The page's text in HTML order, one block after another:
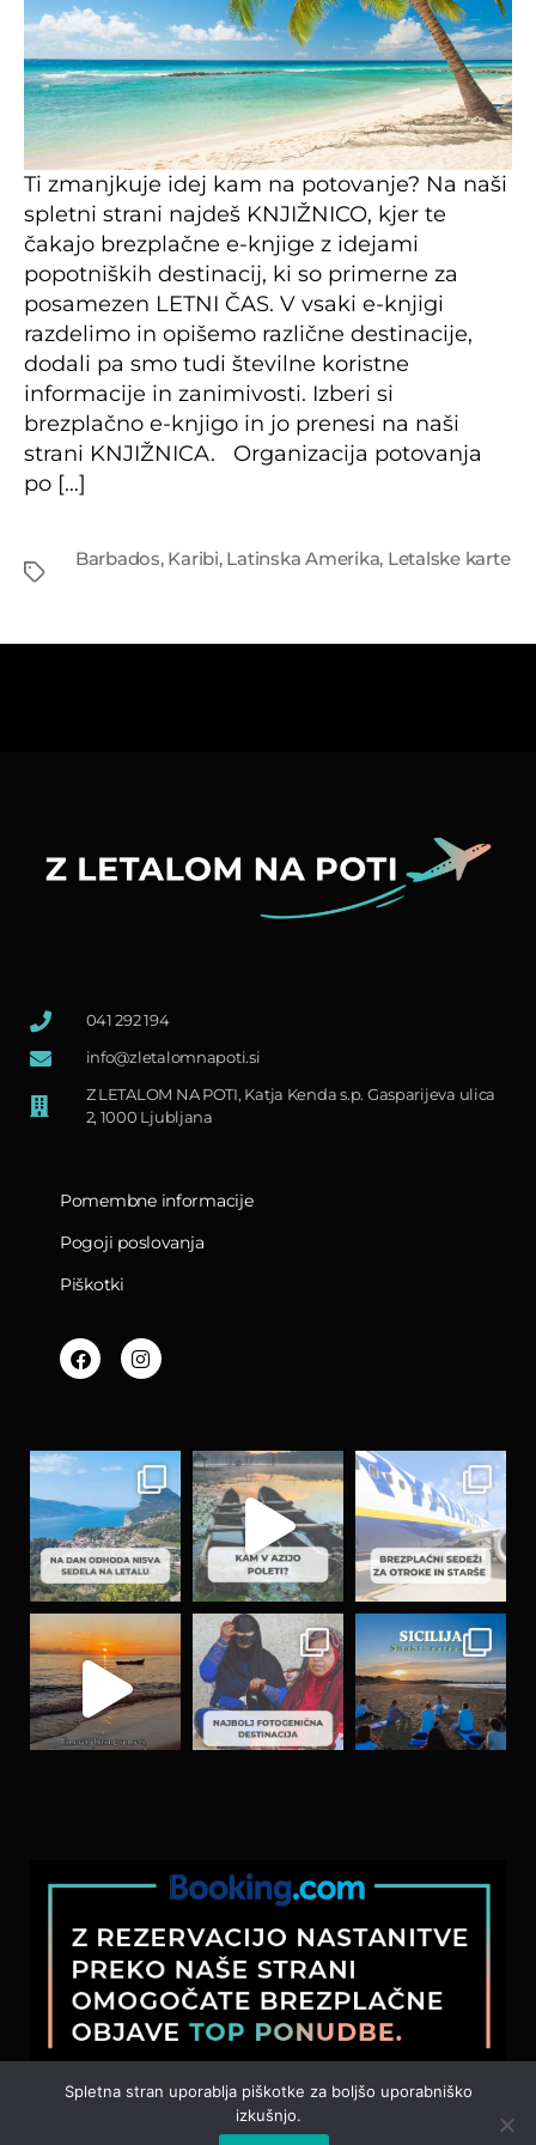
Ti zmanjkuje idej kam na potovanje? Na naši
spletni strani najdeš KNJIŽNICO, kjer te
čakajo brezplačne e-knjige z idejami
popotniških destinacij, ki so primerne za
posamezen LETNI ČAS. V vsaki e-knjigi
razdelimo in opišemo različne destinacije,
dodali pa smo tudi številne koristne
informacije in zanimivosti. Izberi si
brezplačno e-knjigo in jo prenesi na naši
strani KNJIŽNICA. Organizacija potovanja
po […]
Barbados, Karibi, Latinska Amerika, Letalske karte
041 292 194
info@zletalomnapoti.si
Z LETALOM NA POTI, Katja Kenda s.p. Gasparijeva ulica
2, 1000 Ljubljana
Pomembne informacije
Pogoji poslovanja
Piškotki
Spletna stran uporablja piškotke za boljšo uporabniško
izkušnjo.